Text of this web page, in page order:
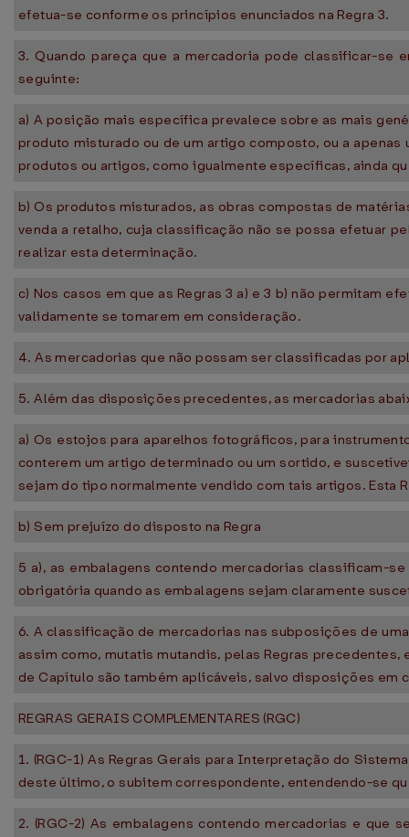
efetua-se conforme os princípios enunciados na Regra 3.
3. Quando pareça que a mercadoria pode classificar-se
seguinte:
a) A posição mais específica prevalece sobre as mais
produto misturado ou de um artigo composto, ou a
produtos ou artigos, como igualmente específicas, ainda
b) Os produtos misturados, as obras compostas de
venda a retalho, cuja classificação não se possa efetuar
realizar esta determinação.
c) Nos casos em que as Regras 3 a) e 3 b) não permitam
validamente se tomarem em consideração.
4. As mercadorias que não possam ser classificadas por
5. Além das disposições precedentes, as mercadorias
a) Os estojos para aparelhos fotográficos, para
conterem um artigo determinado ou um sortido, e
sejam do tipo normalmente vendido com tais artigos. Esta
b) Sem prejuízo do disposto na Regra
5 a), as embalagens contendo mercadorias classificam-
obrigatória quando as embalagens sejam claramente
6. A classificação de mercadorias nas subposições de
assim como, mutatis mutandis, pelas Regras
de Capítulo são também aplicáveis, salvo disposições em
REGRAS GERAIS COMPLEMENTARES (RGC)
1. (RGC-1) As Regras Gerais para Interpretação do
deste último, o subitem correspondente, entendendo-se
2. (RGC-2) As embalagens contendo mercadorias e que